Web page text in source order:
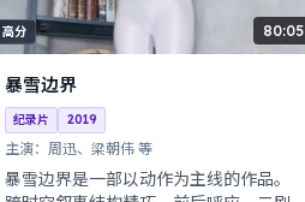
高分 80:05
暴雪边界
纪录片 2019
主演： 周迅、梁朝伟 等
暴雪边界是一部以动作为主线的作品。